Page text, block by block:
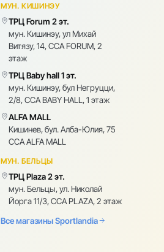
МУН. КИШИНЭУ
ТРЦ Forum 2 эт.
мун. Кишинэу, ул Михай
Витязу, 14, CCA FORUM, 2
этаж
ТРЦ Baby hall 1 эт.
мун. Кишинэу, бул Негруцци,
2/8, CCA BABY HALL, 1 этаж
ALFA MALL
Кишинев, бул. Алба-Юлия, 75
CCA ALFA MALL
МУН. БЕЛЬЦЫ
ТРЦ Plaza 2 эт.
мун. Бельцы, ул. Николай
Йорга 11/3, CCA PLAZA, 2 этаж
Все магазины Sportlandia